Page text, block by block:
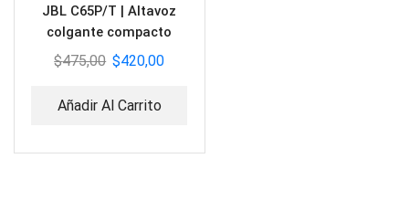
JBL C65P/T | Altavoz
colgante compacto
$475,00 $420,00
Añadir Al Carrito